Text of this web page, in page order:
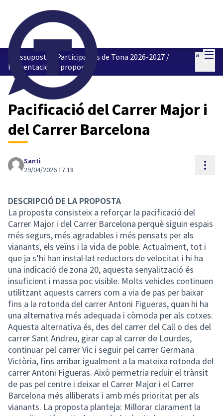
Entra
Pressupostos Participatius de Tona 2026-2027 /
Presentació de propostes
Pacificació del Carrer Major i
del Carrer Barcelona
Santi
29/04/2026 17:18
DESCRIPCIÓ DE LA PROPOSTA
La proposta consisteix a reforçar la pacificació del
Carrer Major i del Carrer Barcelona perquè siguin espais
més segurs, més agradables i més pensats per als
vianants, els veïns i la vida de poble. Actualment, tot i
que ja s’hi han instal·lat reductors de velocitat i hi ha
una indicació de zona 20, aquesta senyalització és
insuficient i massa poc visible. Molts vehicles continuen
utilitzant aquests carrers com a via de pas per baixar
fins a la rotonda del carrer Antoni Figueras, quan hi ha
una alternativa més adequada i còmoda per als cotxes.
Aquesta alternativa és, des del carrer del Call o des del
carrer Sant Andreu, girar cap al carrer de Lourdes,
continuar pel carrer Vic i seguir pel carrer Germana
Victòria, fins arribar igualment a la mateixa rotonda del
carrer Antoni Figueras. Això permetria reduir el trànsit
de pas pel centre i deixar el Carrer Major i el Carrer
Barcelona més alliberats i amb més prioritat per als
vianants. La proposta planteja: Millorar clarament la